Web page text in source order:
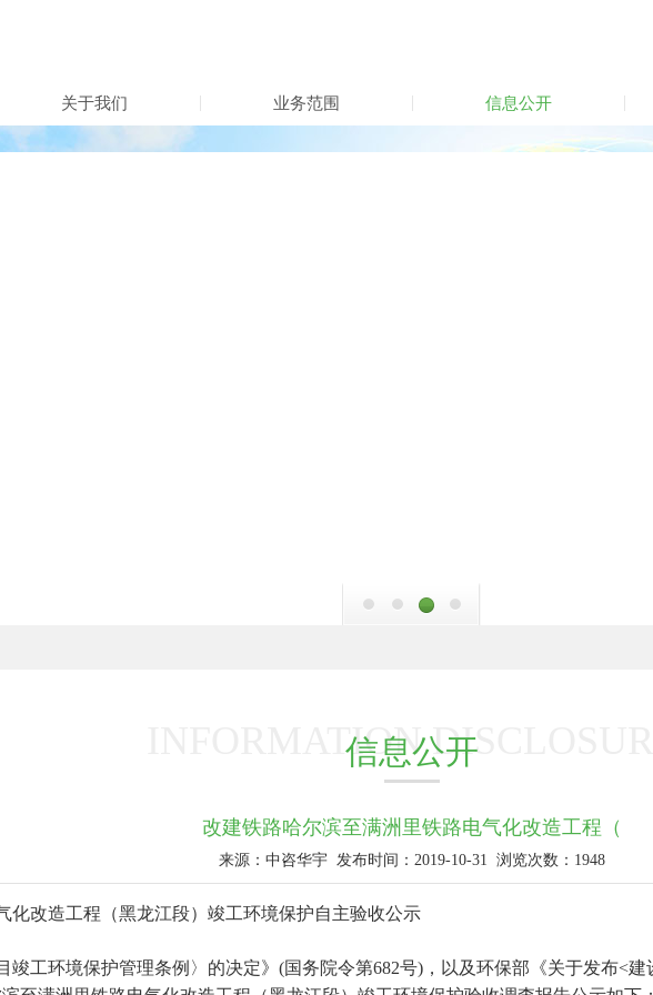
关于我们 业务范围 信息公开
INFORMATION
信息公开
改建铁路哈尔滨至满洲里铁路电气化改造工程（
来源：中咨华宇 发布时间：2019-10-31 浏览次数：1948
化改造工程（黑龙江段）竣工环境保护自主验收公示
竣工环境保护管理条例〉的决定》(国务院令第682号)，以及环保部《关于发布<